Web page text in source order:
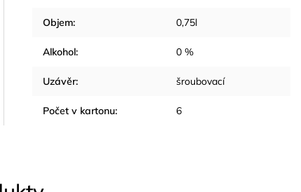
Objem: 0,75l
Alkohol: 0 %
Uzávěr: šroubovací
Počet v kartonu: 6